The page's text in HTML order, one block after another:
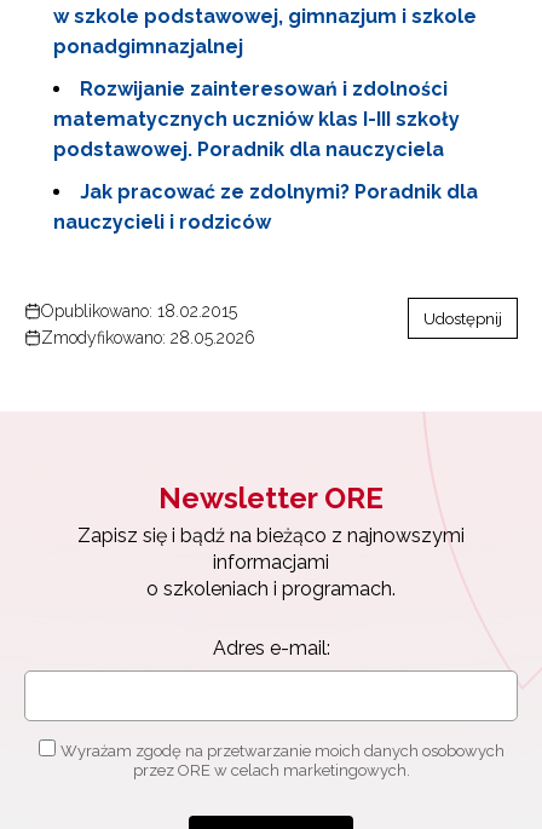
w szkole podstawowej, gimnazjum i szkole
ponadgimnazjalnej
Rozwijanie zainteresowań i zdolności
matematycznych uczniów klas I-III szkoły
podstawowej. Poradnik dla nauczyciela
Jak pracować ze zdolnymi? Poradnik dla
nauczycieli i rodziców
Opublikowano: 18.02.2015
Zmodyfikowano: 28.05.2026
Udostępnij
Newsletter ORE
Zapisz się i bądź na bieżąco z najnowszymi
informacjami
o szkoleniach i programach.
Adres e-mail:
Wyrażam zgodę na przetwarzanie moich danych osobowych
przez ORE w celach marketingowych.
Zapisz się i bądź na bieżąco z najnowszymi
informacjami
o szkoleniach i programach.
Adres e-mail:
Wyrażam zgodę na przetwarzanie moich danych
osobowych przez ORE w celach marketingowych.